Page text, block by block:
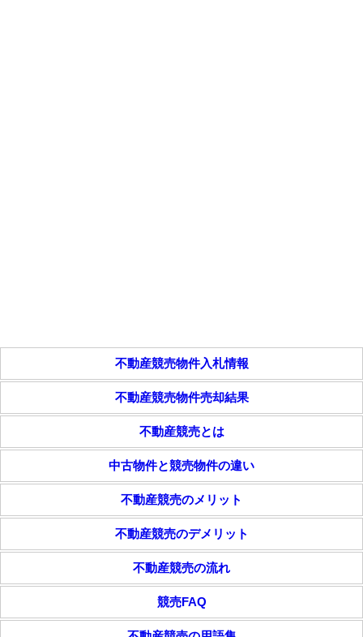
不動産競売物件入札情報
不動産競売物件売却結果
不動産競売とは
中古物件と競売物件の違い
不動産競売のメリット
不動産競売のデメリット
不動産競売の流れ
競売FAQ